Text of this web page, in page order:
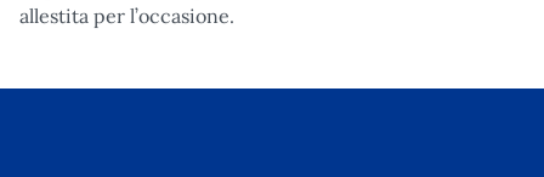
allestita per l’occasione.